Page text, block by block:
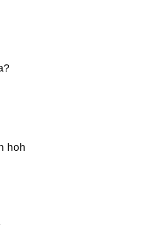
hoh